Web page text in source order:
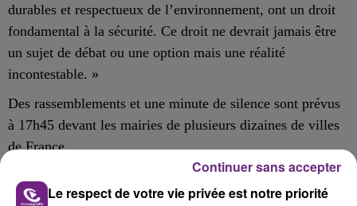
durables et respectueux de l’environnement, ont un droit
fondamental à la sécurité. Ce droit ne devrait jamais être
un sujet de débat ou une option mais une réalité
incontestable. »
Des rassemblements et une minute de silence sont prévus
à 17h45 devant les mairies de plusieurs dizaines de villes
de France.
Ce sera le cas à Reims, Charleville-Mézières, Châlons-en-
Champagne et Chaumont.
Le respect de votre vie privée est notre priorité
Continuer sans accepter